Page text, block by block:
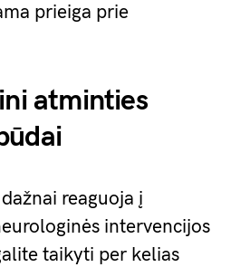
prieiga prie
atminties
reaguoja į
intervencijos
taikyti per kelias